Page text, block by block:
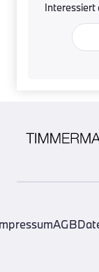
Interessiert
AGB